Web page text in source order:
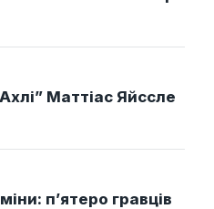
Маттіас Яйссле
п’ятеро гравців